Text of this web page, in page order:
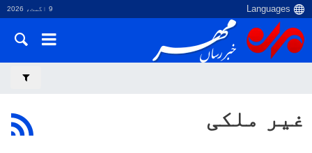
9 اگست، 2026
غیر ملکی